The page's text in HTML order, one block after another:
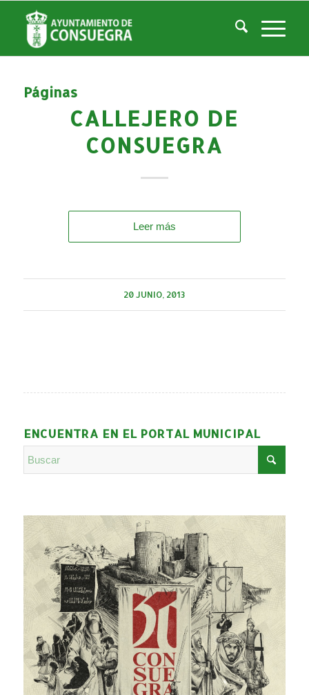
Listado de la etiqueta: Callejero de Consuegra
Usted está aquí: Inicio / Callejero de Consuegra
Páginas
CALLEJERO DE
CONSUEGRA
Leer más
20 JUNIO, 2013
ENCUENTRA EN EL PORTAL MUNICIPAL